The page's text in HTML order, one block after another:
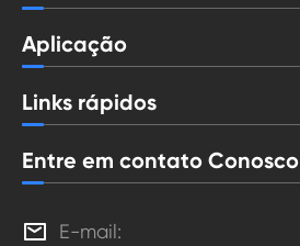
Aplicação
Links rápidos
Entre em contato Conosco

E-mail: